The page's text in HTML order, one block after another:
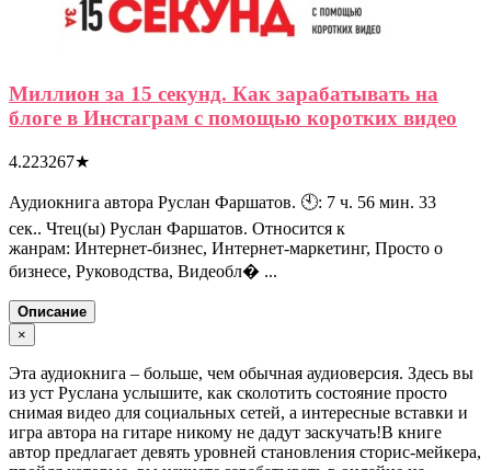
Миллион за 15 секунд. Как зарабатывать на
блоге в Инстаграм с помощью коротких видео
4.223267★
Аудиокнига автора Руслан Фаршатов. 🕙: 7 ч. 56 мин. 33
сек.. Чтец(ы) Руслан Фаршатов. Относится к
жанрам: Интернет-бизнес, Интернет-маркетинг, Просто о
бизнесе, Руководства, Видеобл� ...
Описание
×
Эта аудиокнига – больше, чем обычная аудиоверсия. Здесь вы
из уст Руслана услышите, как сколотить состояние просто
снимая видео для социальных сетей, а интересные вставки и
игра автора на гитаре никому не дадут заскучать!В книге
автор предлагает девять уровней становления сторис-мейкера,